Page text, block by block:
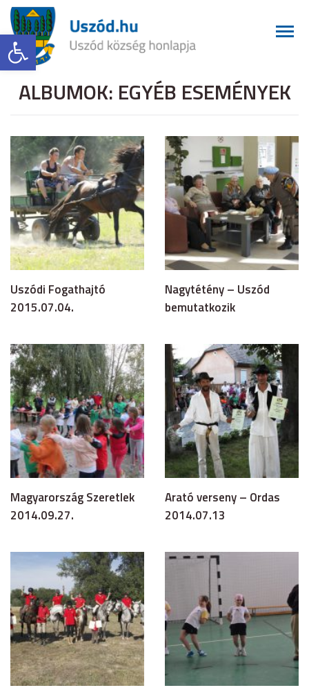
Eszköztár megnyitása
ALBUMOK: EGYÉB ESEMÉNYEK
Uszódi Fogathajtó
2015.07.04.
Nagytétény – Uszód
bemutatkozik
Magyarország Szeretlek
2014.09.27.
Arató verseny – Ordas
2014.07.13